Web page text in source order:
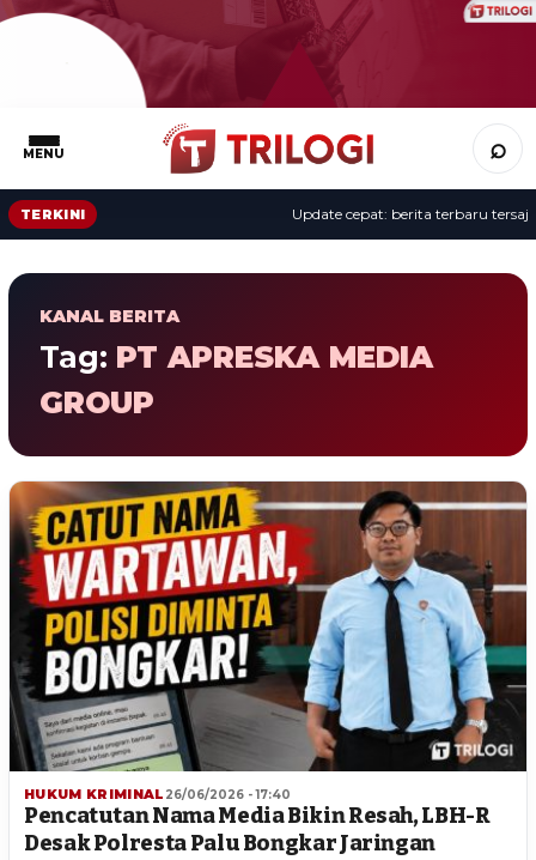
MENU ⌕
TERKINI Update cepat: berita terbaru tersaji
KANAL BERITA
Tag: PT APRESKA MEDIA
GROUP
HUKUM KRIMINAL 26/06/2026 - 17:40
Pencatutan Nama Media Bikin Resah, LBH-R
Desak Polresta Palu Bongkar Jaringan